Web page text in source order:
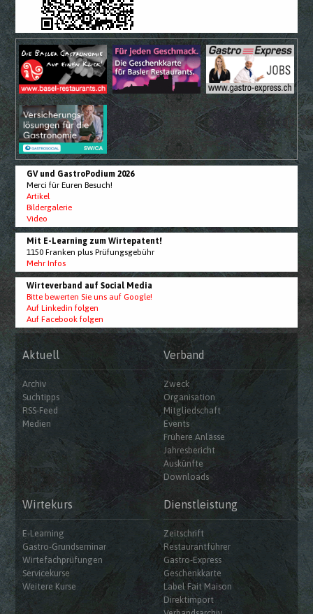
GV und GastroPodium 2026
Merci für Euren Besuch!
Artikel
Bildergalerie
Video
Mit E-Learning zum Wirtepatent!
1150 Franken plus Prüfungsgebühr
Mehr Infos
Wirteverband auf Social Media
Bitte bewerten Sie uns auf Google!
Auf Linkedin folgen
Auf Facebook folgen
Aktuell
Archiv
Suchtipps
RSS-Feed
Medien
Verband
Zweck
Organisation
Mitgliedschaft
Events
Frühere Anlässe
Jahresbericht
Auskünfte
Downloads
Wirtekurs
E-Learning
Gastro-Grundseminar
Wirtefachprüfungen
Servicekurse
Weitere Kurse
Dienstleistung
Zeitschrift
Restaurantführer
Gastro-Express
Geschenkkarte
Label Fait Maison
Direktimport